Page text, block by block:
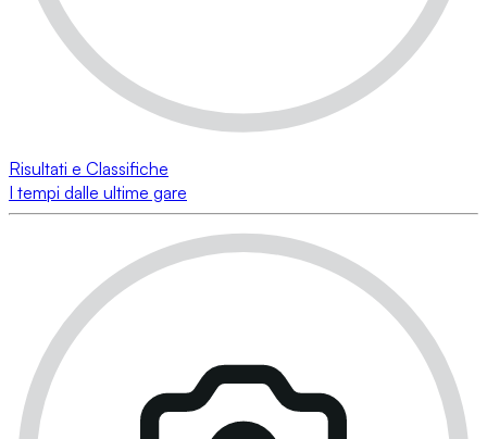
Risultati e Classifiche
I tempi dalle ultime gare